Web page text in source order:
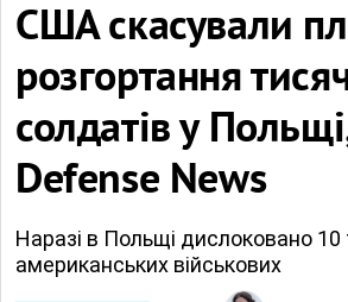
США скасували
розгортання
солдатів у
Defense News
Наразі в Польщі дислоковано 10
американських військових